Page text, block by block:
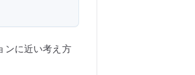
ンに近い考え方